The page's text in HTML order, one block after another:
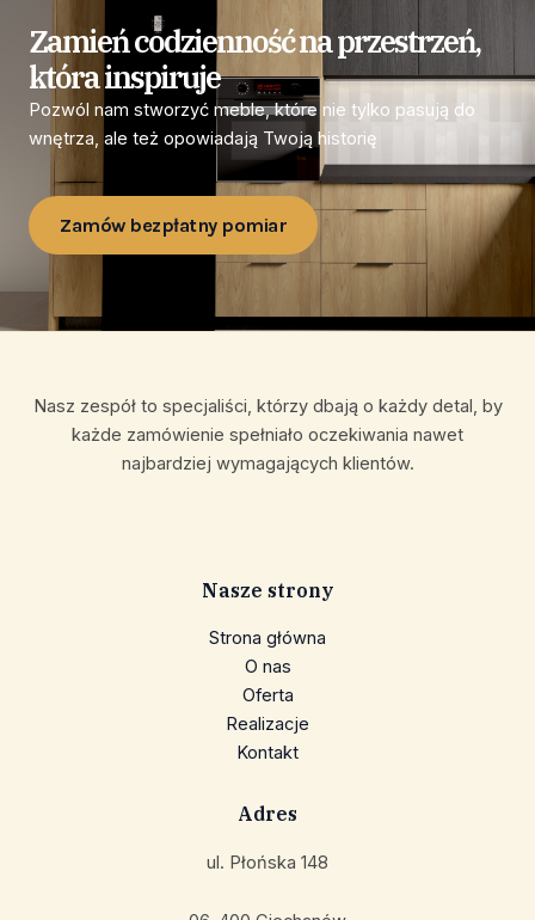
Zamień codzienność na przestrzeń,
która inspiruje
Pozwól nam stworzyć meble, które nie tylko pasują do
wnętrza, ale też opowiadają Twoją historię
Zamów bezpłatny pomiar
Nasz zespół to specjaliści, którzy dbają o każdy detal, by
każde zamówienie spełniało oczekiwania nawet
najbardziej wymagających klientów.
Nasze strony
Strona główna
O nas
Oferta
Realizacje
Kontakt
Adres
ul. Płońska 148